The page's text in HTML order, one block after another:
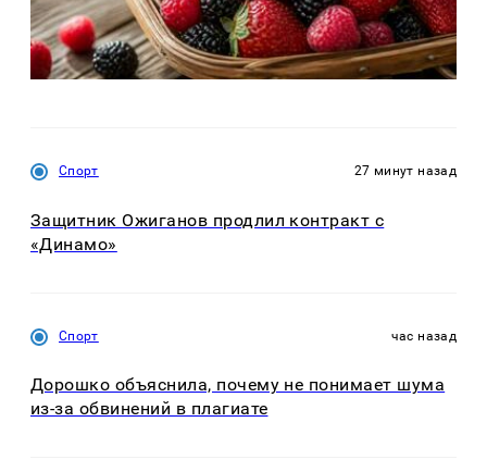
Спорт 27 минут назад
Защитник Ожиганов продлил контракт с
«Динамо»
Спорт час назад
Дорошко объяснила, почему не понимает шума
из-за обвинений в плагиате